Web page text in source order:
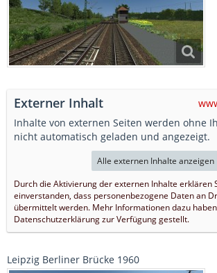
Externer Inhalt
Inhalte von externen Seiten werden ohne
nicht automatisch geladen und angezeigt.
Alle externen Inhalte anzeigen
Durch die Aktivierung der externen Inhalte erklären
einverstanden, dass personenbezogene Daten an
übermittelt werden. Mehr Informationen dazu
Datenschutzerklärung zur Verfügung gestellt.
Leipzig Berliner Brücke 1960